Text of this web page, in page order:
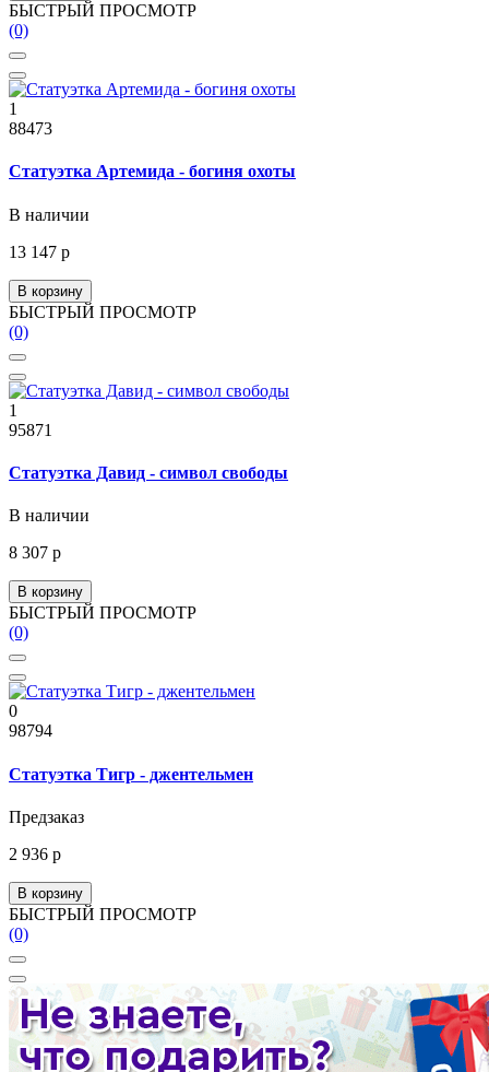
БЫСТРЫЙ ПРОСМОТР
(0)
1
88473
Статуэтка Артемида - богиня охоты
В наличии
13 147 р
В корзину
БЫСТРЫЙ ПРОСМОТР
(0)
1
95871
Статуэтка Давид - символ свободы
В наличии
8 307 р
В корзину
БЫСТРЫЙ ПРОСМОТР
(0)
0
98794
Статуэтка Тигр - джентельмен
Предзаказ
2 936 р
В корзину
БЫСТРЫЙ ПРОСМОТР
(0)